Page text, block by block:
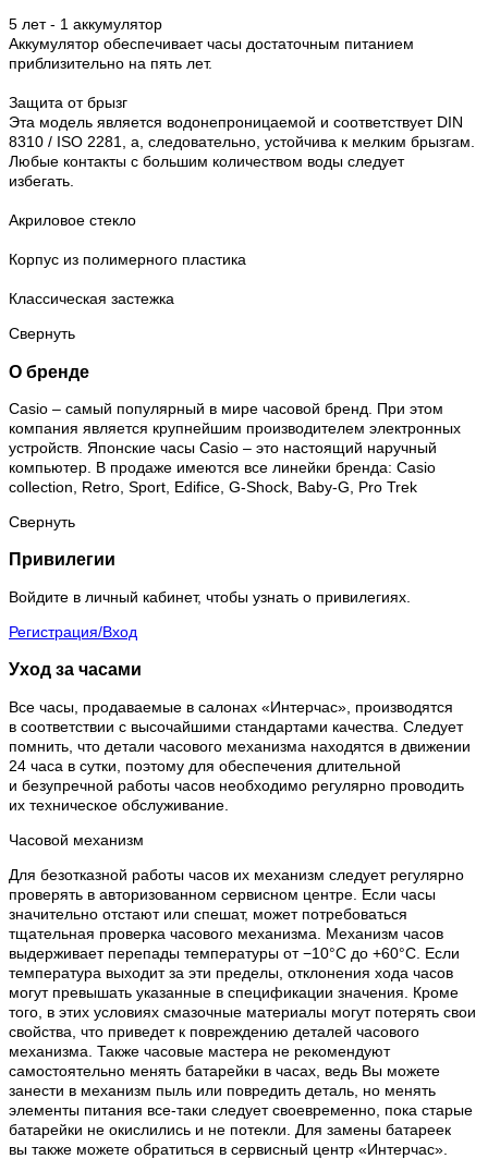
5 лет - 1 аккумулятор
Аккумулятор обеспечивает часы достаточным питанием
приблизительно на пять лет.
Защита от брызг
Эта модель является водонепроницаемой и соответствует DIN
8310 / ISO 2281, а, следовательно, устойчива к мелким брызгам.
Любые контакты с большим количеством воды следует
избегать.
Акриловое стекло
Корпус из полимерного пластика
Классическая застежка
Свернуть
О бренде
Casio – самый популярный в мире часовой бренд. При этом
компания является крупнейшим производителем электронных
устройств. Японские часы Casio – это настоящий наручный
компьютер. В продаже имеются все линейки бренда: Casio
collection, Retro, Sport, Edifice, G-Shock, Baby-G, Pro Trek
Свернуть
Привилегии
Войдите в личный кабинет, чтобы узнать о привилегиях.
Регистрация/Вход
Уход за часами
Все часы, продаваемые в салонах «Интерчас», производятся
в соответствии с высочайшими стандартами качества. Следует
помнить, что детали часового механизма находятся в движении
24 часа в сутки, поэтому для обеспечения длительной
и безупречной работы часов необходимо регулярно проводить
их техническое обслуживание.
Часовой механизм
Для безотказной работы часов их механизм следует регулярно
проверять в авторизованном сервисном центре. Если часы
значительно отстают или спешат, может потребоваться
тщательная проверка часового механизма. Механизм часов
выдерживает перепады температуры от −10°C до +60°C. Если
температура выходит за эти пределы, отклонения хода часов
могут превышать указанные в спецификации значения. Кроме
того, в этих условиях смазочные материалы могут потерять свои
свойства, что приведет к повреждению деталей часового
механизма. Также часовые мастера не рекомендуют
самостоятельно менять батарейки в часах, ведь Вы можете
занести в механизм пыль или повредить деталь, но менять
элементы питания все-таки следует своевременно, пока старые
батарейки не окислились и не потекли. Для замены батареек
вы также можете обратиться в сервисный центр «Интерчас».